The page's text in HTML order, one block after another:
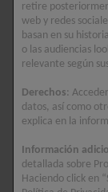
Redescubre
Crema de
Sustitutivo
hormonales
provocando
densidad.
La Crema
retire
web y redes
basan en su
o las audiencias
relevante según
Derechos:
datos, así como
explica en la
Información
detallada sobre
Haciendo click en